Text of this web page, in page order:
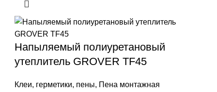
Напыляемый полиуретановый
утеплитель GROVER TF45
Клеи, герметики, пены, Пена монтажная